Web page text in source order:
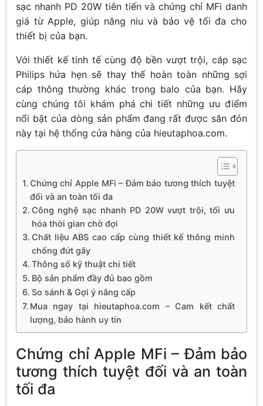
sạc nhanh PD 20W tiên tiến và chứng chỉ MFi danh
giá từ Apple, giúp nâng niu và bảo vệ tối đa cho
thiết bị của bạn.
Với thiết kế tinh tế cùng độ bền vượt trội, cáp sạc
Philips hứa hẹn sẽ thay thế hoàn toàn những sợi
cáp thông thường khác trong balo của bạn. Hãy
cùng chúng tôi khám phá chi tiết những ưu điểm
nổi bật của dòng sản phẩm đang rất được săn đón
này tại hệ thống cửa hàng của hieutaphoa.com.
Chứng chỉ Apple MFi – Đảm bảo tương thích tuyệt
đối và an toàn tối đa
Công nghệ sạc nhanh PD 20W vượt trội, tối ưu
hóa thời gian chờ đợi
Chất liệu ABS cao cấp cùng thiết kế thông minh
chống đứt gãy
Thông số kỹ thuật chi tiết
Bộ sản phẩm đầy đủ bao gồm
So sánh & Gợi ý nâng cấp
Mua ngay tại hieutaphoa.com – Cam kết chất
lượng, bảo hành uy tín
Chứng chỉ Apple MFi – Đảm bảo
tương thích tuyệt đối và an toàn
tối đa